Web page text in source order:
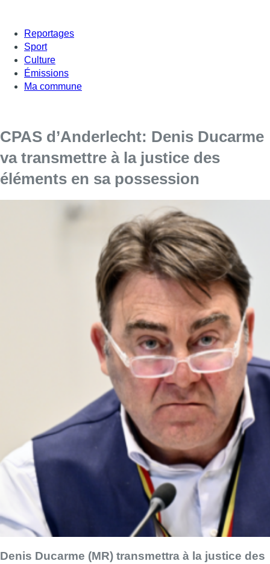
Reportages
Sport
Culture
Émissions
Ma commune
CPAS d’Anderlecht: Denis Ducarme
va transmettre à la justice des
éléments en sa possession
Denis Ducarme (MR) transmettra à la justice des